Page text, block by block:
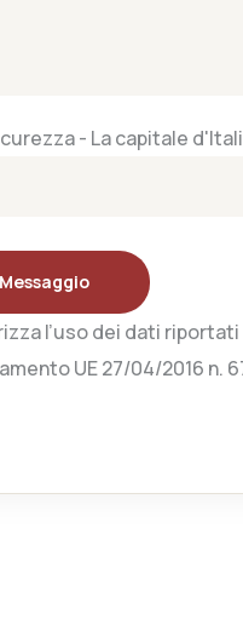
- La capitale
l’uso dei dati riportati
UE 27/04/2016 n.